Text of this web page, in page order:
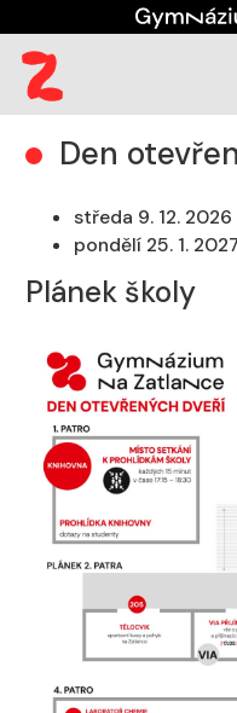
Den
Den
středa 9. 12.
pondělí 25. 1.
Plánek školy